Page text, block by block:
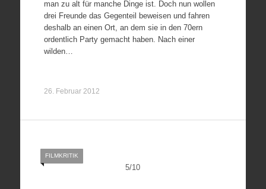
man zu alt für manche Dinge ist. Doch nun wollen
drei Freunde das Gegenteil beweisen und fahren
deshalb an einen Ort, an dem sie in den 70ern
ordentlich Party gemacht haben. Nach einer
wilden…
26. Februar 2012
5/10
FILMKRITIK